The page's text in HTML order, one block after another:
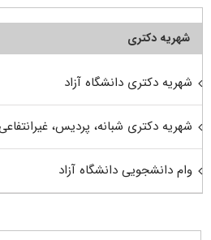
شهریه دکتری
شهریه دکتری دانشگاه آزاد
شهریه دکتری شبانه، پردیس،
وام دانشجویی دانشگاه آزاد